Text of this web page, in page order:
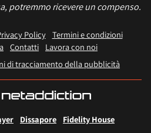
potremmo ricevere un compenso.
Policy
Termini e condizioni
Contatti
Lavora con noi
di tracciamento della pubblicità
Dissapore
Fidelity House